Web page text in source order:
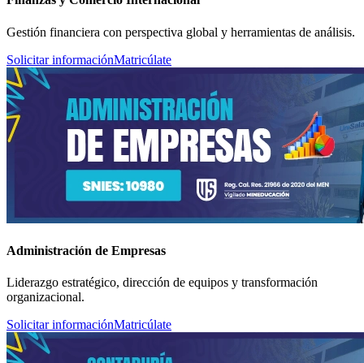
Gestión financiera con perspectiva global y herramientas de análisis.
Solicitar informaciónMatricúlate
Administración de Empresas
Liderazgo estratégico, dirección de equipos y transformación
organizacional.
Solicitar informaciónMatricúlate